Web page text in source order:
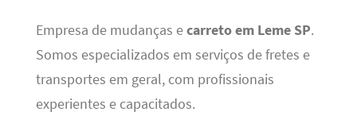
Empresa de mudanças ecarreto em Leme SP.
Somos especializados em serviços de fretes e
transportes em geral, com profissionais
experientes e capacitados.